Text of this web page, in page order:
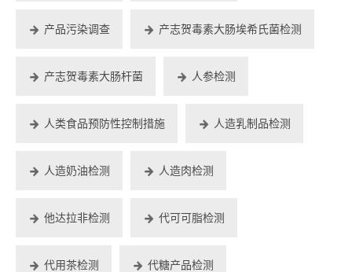
产品污染调查 产志贺毒素大肠埃希氏菌检测
产志贺毒素大肠杆菌 人参检测
人类食品预防性控制措施 人造乳制品检测
人造奶油检测 人造肉检测
他达拉非检测 代可可脂检测
代用茶检测 代糖产品检测